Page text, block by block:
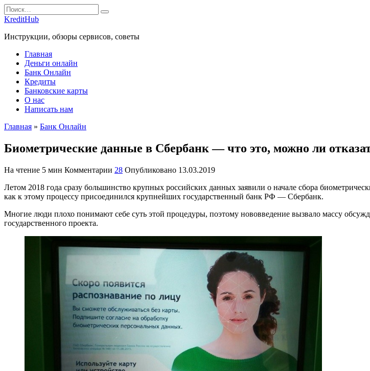
Перейти
к
Search
for:
KreditHub
Инструкции, обзоры сервисов, советы
Главная
Деньги онлайн
Банк Онлайн
Кредиты
Банковские карты
О нас
Написать нам
Главная » Банк Онлайн
Биометрические данные в Сбербанк — что это, можно ли
На чтение 5 мин Комментарии 28 Опубликовано 13.03.2019
Летом 2018 года сразу большинство крупных российских данных заявили о начале сбора
как к этому процессу присоединился крупнейших государственный банк РФ — Сбербанк.
Многие люди плохо понимают себе суть этой процедуры, поэтому нововведение вызвало массу
государственного проекта.